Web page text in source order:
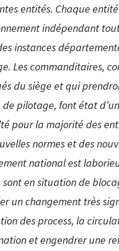
entités. Chaque
indépendant
instances
Les commanditaires,
du siège et qui
de pilotage, font état
pour la majorité des
normes et des
national est
sont en situation de
un changement très
des process, la
et engendrer une